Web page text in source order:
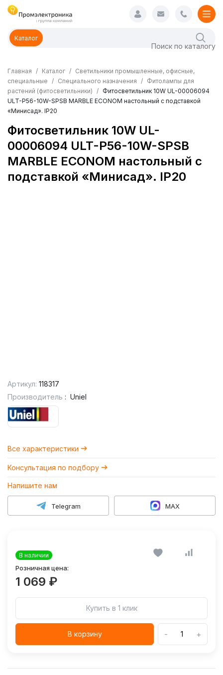
Каталог
Главная Каталог
Светильники промышленные, офисные,
специальные
Специального назначения
Фитолампы для
растений (фитосветильники)
Фитосветильник 10W UL-00006094
ULT-P56-10W-SPSB MARBLE ECONOM настольный с подставкой
«Минисад». IP20
Фитосветильник 10W UL-
00006094 ULT-P56-10W-SPSB
MARBLE ECONOM настольный с
подставкой «Минисад». IP20
Артикул: 118317
Производитель : Uniel
Все характеристики
Консультация по подбору
Напишите нам
Telegram MAX
В наличии
Розничная цена:
1 069 ₽
Купить в 1 клик
В корзину - +